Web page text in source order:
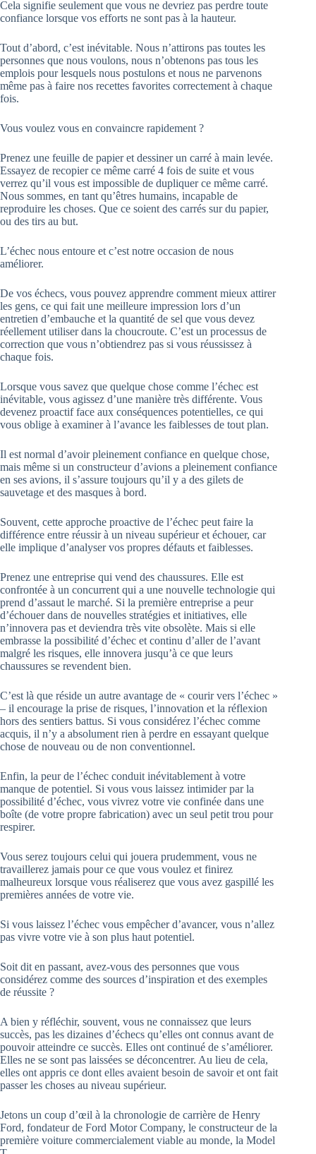
Cela signifie seulement que vous ne devriez pas perdre toute
confiance lorsque vos efforts ne sont pas à la hauteur.
Tout d’abord, c’est inévitable. Nous n’attirons pas toutes les
personnes que nous voulons, nous n’obtenons pas tous les
emplois pour lesquels nous postulons et nous ne parvenons
même pas à faire nos recettes favorites correctement à chaque
fois.
Vous voulez vous en convaincre rapidement ?
Prenez une feuille de papier et dessiner un carré à main levée.
Essayez de recopier ce même carré 4 fois de suite et vous
verrez qu’il vous est impossible de dupliquer ce même carré.
Nous sommes, en tant qu’êtres humains, incapable de
reproduire les choses. Que ce soient des carrés sur du papier,
ou des tirs au but.
L’échec nous entoure et c’est notre occasion de nous
améliorer.
De vos échecs, vous pouvez apprendre comment mieux attirer
les gens, ce qui fait une meilleure impression lors d’un
entretien d’embauche et la quantité de sel que vous devez
réellement utiliser dans la choucroute. C’est un processus de
correction que vous n’obtiendrez pas si vous réussissez à
chaque fois.
Lorsque vous savez que quelque chose comme l’échec est
inévitable, vous agissez d’une manière très différente. Vous
devenez proactif face aux conséquences potentielles, ce qui
vous oblige à examiner à l’avance les faiblesses de tout plan.
Il est normal d’avoir pleinement confiance en quelque chose,
mais même si un constructeur d’avions a pleinement confiance
en ses avions, il s’assure toujours qu’il y a des gilets de
sauvetage et des masques à bord.
Souvent, cette approche proactive de l’échec peut faire la
différence entre réussir à un niveau supérieur et échouer, car
elle implique d’analyser vos propres défauts et faiblesses.
Prenez une entreprise qui vend des chaussures. Elle est
confrontée à un concurrent qui a une nouvelle technologie qui
prend d’assaut le marché. Si la première entreprise a peur
d’échouer dans de nouvelles stratégies et initiatives, elle
n’innovera pas et deviendra très vite obsolète. Mais si elle
embrasse la possibilité d’échec et continu d’aller de l’avant
malgré les risques, elle innovera jusqu’à ce que leurs
chaussures se revendent bien.
C’est là que réside un autre avantage de « courir vers l’échec »
– il encourage la prise de risques, l’innovation et la réflexion
hors des sentiers battus. Si vous considérez l’échec comme
acquis, il n’y a absolument rien à perdre en essayant quelque
chose de nouveau ou de non conventionnel.
Enfin, la peur de l’échec conduit inévitablement à votre
manque de potentiel. Si vous vous laissez intimider par la
possibilité d’échec, vous vivrez votre vie confinée dans une
boîte (de votre propre fabrication) avec un seul petit trou pour
respirer.
Vous serez toujours celui qui jouera prudemment, vous ne
travaillerez jamais pour ce que vous voulez et finirez
malheureux lorsque vous réaliserez que vous avez gaspillé les
premières années de votre vie.
Si vous laissez l’échec vous empêcher d’avancer, vous n’allez
pas vivre votre vie à son plus haut potentiel.
Soit dit en passant, avez-vous des personnes que vous
considérez comme des sources d’inspiration et des exemples
de réussite ?
A bien y réfléchir, souvent, vous ne connaissez que leurs
succès, pas les dizaines d’échecs qu’elles ont connus avant de
pouvoir atteindre ce succès. Elles ont continué de s’améliorer.
Elles ne se sont pas laissées se déconcentrer. Au lieu de cela,
elles ont appris ce dont elles avaient besoin de savoir et ont fait
passer les choses au niveau supérieur.
Jetons un coup d’œil à la chronologie de carrière de Henry
Ford, fondateur de Ford Motor Company, le constructeur de la
première voiture commercialement viable au monde, la Model